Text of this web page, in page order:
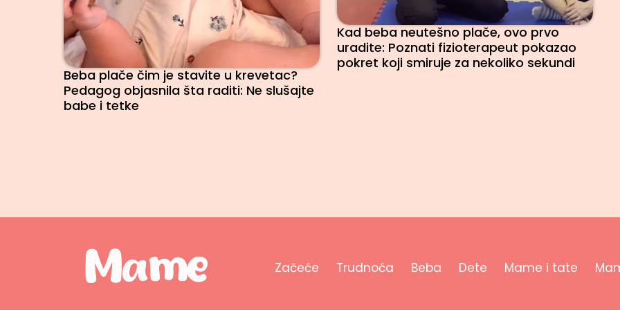
Beba plače čim je stavite u krevetac?
Pedagog objasnila šta raditi: Ne slušajte
babe i tetke
Kad beba neutešno plače, ovo prvo
uradite: Poznati fizioterapeut pokazao
pokret koji smiruje za nekoliko sekundi
Začeće Trudnoća Beba Dete Mame i tate